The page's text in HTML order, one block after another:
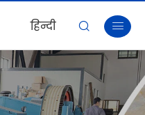
हिन्दी  